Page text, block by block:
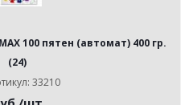
100 пятен (автомат) 400 гр.
(24)
33210